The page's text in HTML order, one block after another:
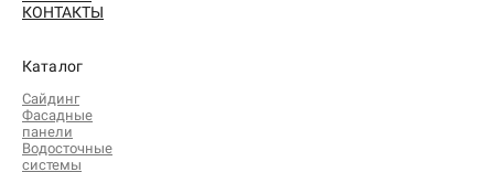
КОНТАКТЫ
Каталог
Сайдинг
Фасадные
панели
Водосточные
системы